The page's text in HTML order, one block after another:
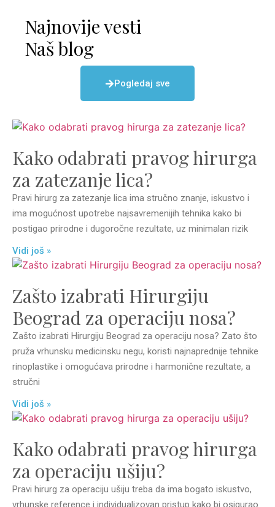
Najnovije vesti
Naš blog
Pogledaj sve
Kako odabrati pravog hirurga
za zatezanje lica?
Pravi hirurg za zatezanje lica ima stručno znanje, iskustvo i
ima mogućnost upotrebe najsavremenijih tehnika kako bi
postigao prirodne i dugoročne rezultate, uz minimalan rizik
Vidi još »
Zašto izabrati Hirurgiju
Beograd za operaciju nosa?
Zašto izabrati Hirurgiju Beograd za operaciju nosa? Zato što
pruža vrhunsku medicinsku negu, koristi najnaprednije tehnike
rinoplastike i omogućava prirodne i harmonične rezultate, a
stručni
Vidi još »
Kako odabrati pravog hirurga
za operaciju ušiju?
Pravi hirurg za operaciju ušiju treba da ima bogato iskustvo,
vrhunske reference i individualizovan pristup kako bi osigurao